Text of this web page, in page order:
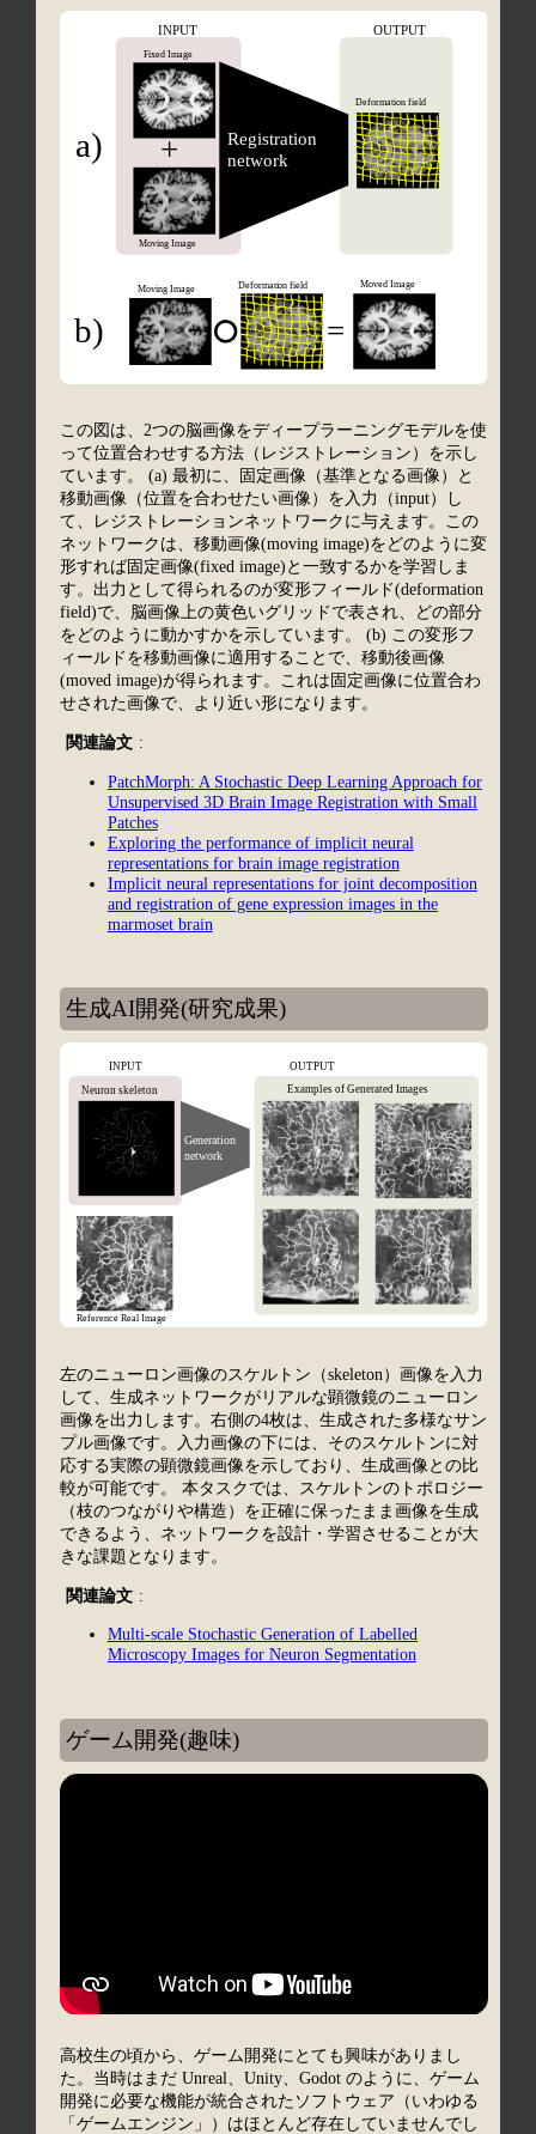
この図は、2つの脳画像をディープラーニングモデルを使
って位置合わせする方法（レジストレーション）を示し
ています。 (a) 最初に、固定画像（基準となる画像）と
移動画像（位置を合わせたい画像）を入力（input）し
て、レジストレーションネットワークに与えます。この
ネットワークは、移動画像(moving image)をどのように変
形すれば固定画像(fixed image)と一致するかを学習しま
す。出力として得られるのが変形フィールド(deformation
field)で、脳画像上の黄色いグリッドで表され、どの部分
をどのように動かすかを示しています。 (b) この変形フ
ィールドを移動画像に適用することで、移動後画像
(moved image)が得られます。これは固定画像に位置合わ
せされた画像で、より近い形になります。
関連論文 :
PatchMorph: A Stochastic Deep Learning Approach for
Unsupervised 3D Brain Image Registration with Small
Patches
Exploring the performance of implicit neural
representations for brain image registration
Implicit neural representations for joint decomposition
and registration of gene expression images in the
marmoset brain
生成AI開発(研究成果)
左のニューロン画像のスケルトン（skeleton）画像を入力
して、生成ネットワークがリアルな顕微鏡のニューロン
画像を出力します。右側の4枚は、生成された多様なサン
プル画像です。入力画像の下には、そのスケルトンに対
応する実際の顕微鏡画像を示しており、生成画像との比
較が可能です。 本タスクでは、スケルトンのトポロジー
（枝のつながりや構造）を正確に保ったまま画像を生成
できるよう、ネットワークを設計・学習させることが大
きな課題となります。
関連論文 :
Multi-scale Stochastic Generation of Labelled
Microscopy Images for Neuron Segmentation
ゲーム開発(趣味)
高校生の頃から、ゲーム開発にとても興味がありまし
た。当時はまだ Unreal、Unity、Godot のように、ゲーム
開発に必要な機能が統合されたソフトウェア（いわゆる
「ゲームエンジン」）はほとんど存在していませんでし